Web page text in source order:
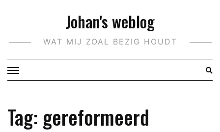
Johan's weblog
WAT MIJ ZOAL BEZIG HOUDT
Tag: gereformeerd